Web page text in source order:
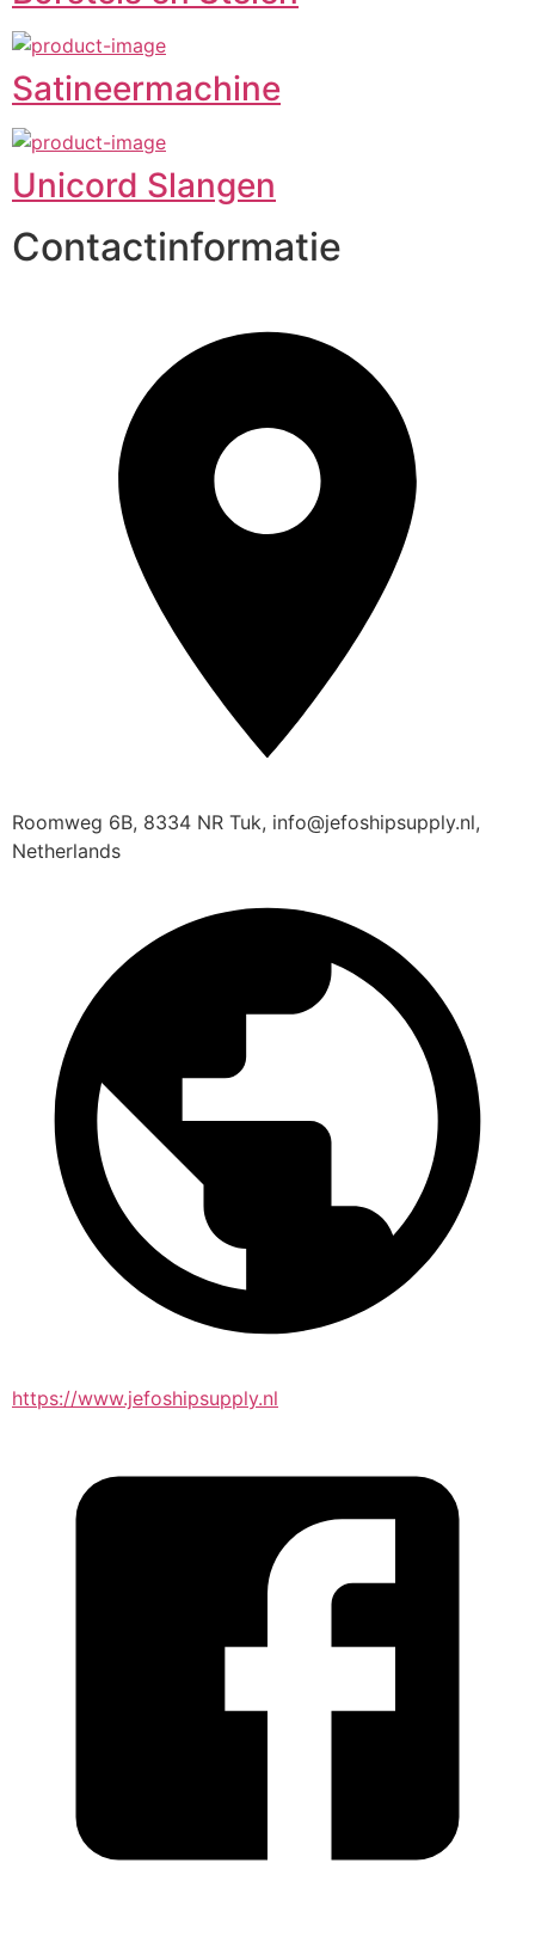
Satineermachine
Unicord Slangen
Contactinformatie
Roomweg 6B, 8334 NR Tuk, info@jefoshipsupply.nl,
Netherlands
https://www.jefoshipsupply.nl